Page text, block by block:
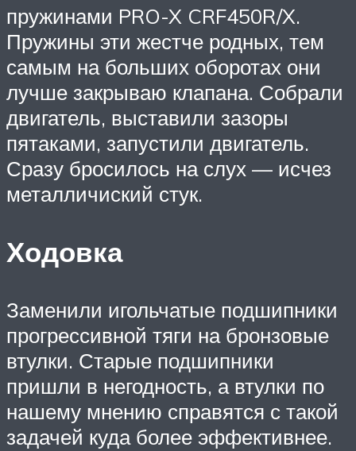
пружинами PRO-X CRF450R/X.
Пружины эти жестче родных, тем
самым на больших оборотах они
лучше закрываю клапана. Собрали
двигатель, выставили зазоры
пятаками, запустили двигатель.
Сразу бросилось на слух — исчез
металличиский стук.
Ходовка
Заменили игольчатые подшипники
прогрессивной тяги на бронзовые
втулки. Старые подшипники
пришли в негодность, а втулки по
нашему мнению справятся с такой
задачей куда более эффективнее.